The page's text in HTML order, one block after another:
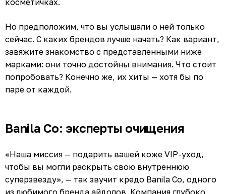
Но предположим, что вы услышали о ней только
сейчас. С каких брендов лучше начать? Как вариант,
завяжите знакомство с представленными ниже
марками: они точно достойны внимания. Что стоит
попробовать? Конечно же, их хиты — хотя бы по
паре от каждой.
Banila Co: эксперты очищения
«Наша миссия — подарить вашей коже VIP-уход,
чтобы вы могли раскрыть свою внутреннюю
суперзвезду», — так звучит кредо Banila Co, одного
из любимого бренда айдолов. Компания глубоко